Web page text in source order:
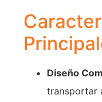
Diseño
transportar